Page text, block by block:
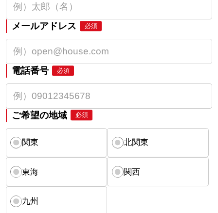
メールアドレス 必須
電話番号 必須
ご希望の地域 必須
関東 北関東
東海 関西
九州